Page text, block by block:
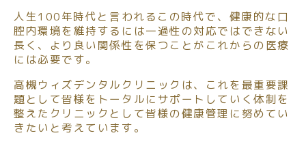
人生100年時代と言われるこの時代で、 健康的な口
腔内環境を維持するには一過性の対応ではできない
長く、より良い関係性を保つことがこれからの医療
には必要です。
高槻ウィズデンタルクリニックは、これを最重要課
題として皆様をトータルにサポートしていく体制を
整えたクリニックとして皆様の健康管理に努めてい
きたいと考えています。